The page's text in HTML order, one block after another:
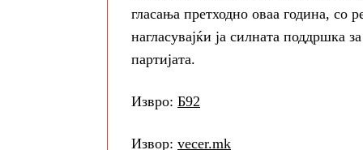
гласања претходно оваа година, со
нагласувајќи ја силната поддршка
партијата.
Извро: Б92
Извор: vecer.mk